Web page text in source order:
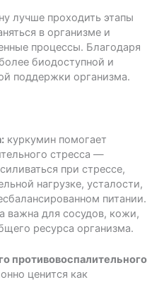
лучше проходить этапы
в организме и
процессы. Благодаря
биодоступной и
поддержки организма.
куркумин помогает
стресса —
при стрессе,
нагрузке, усталости,
питании.
важна для сосудов, кожи,
ресурса организма.
противовоспалительного
ценится как